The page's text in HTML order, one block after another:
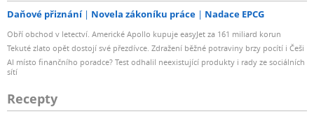
Daňové přiznání Novela zákoníku práce Nadace EPCG
Obří obchod v letectví. Americké Apollo kupuje easyJet za 161 miliard korun
Tekuté zlato opět dostojí své přezdívce. Zdražení běžné potraviny brzy pocítí i Češi
AI místo finančního poradce? Test odhalil neexistující produkty i rady ze sociálních
sítí
Recepty